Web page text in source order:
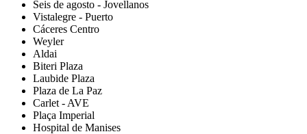
Seis de agosto - Jovellanos
Vistalegre - Puerto
Cáceres Centro
Weyler
Aldai
Biteri Plaza
Laubide Plaza
Plaza de La Paz
Carlet - AVE
Plaça Imperial
Hospital de Manises